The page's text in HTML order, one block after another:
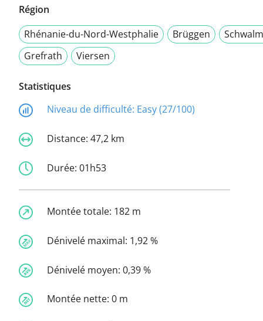
Région
Rhénanie-du-Nord-Westphalie
Brüggen
Grefrath
Viersen
Statistiques
Niveau de difficulté: Easy (27/100)
Distance: 47,2 km
Durée: 01h53
Montée totale: 182 m
Dénivelé maximal: 1,92 %
Dénivelé moyen: 0,39 %
Montée nette: 0 m